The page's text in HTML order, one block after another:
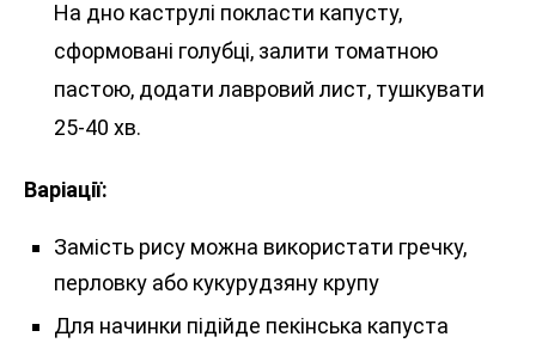
На дно каструлі покласти капусту,
сформовані голубці, залити томатною
пастою, додати лавровий лист, тушкувати
25-40 хв.
Варіації:
Замість рису можна використати гречку,
перловку або кукурудзяну крупу
Для начинки підійде пекінська капуста